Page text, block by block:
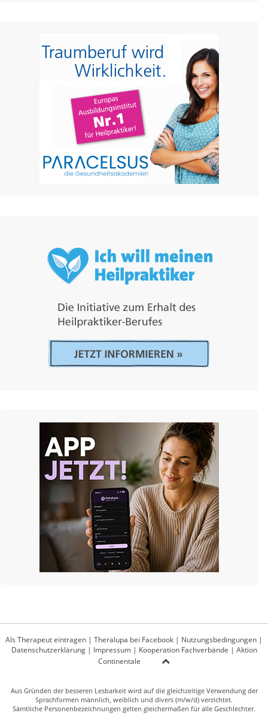
Als Therapeut eintragen | Theralupa bei Facebook | Nutzungsbedingungen |
Datenschutzerklärung| Impressum| Kooperation Fachverbände | Aktion
Continentale
Aus Gründen der besseren Lesbarkeit wird auf die gleichzeitige Verwendung der
Sprachformen männlich, weiblich und divers (m/w/d) verzichtet.
Sämtliche Personenbezeichnungen gelten gleichermaßen für alle Geschlechter.